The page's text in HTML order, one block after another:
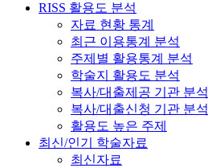
RISS 활용도 분석
자료 현황 통계
최근 이용통계 분석
주제별 활용통계 분석
학술지 활용도 분석
복사/대출제공 기관 분석
복사/대출신청 기관 분석
활용도 높은 주제
최신/인기 학술자료
최신자료